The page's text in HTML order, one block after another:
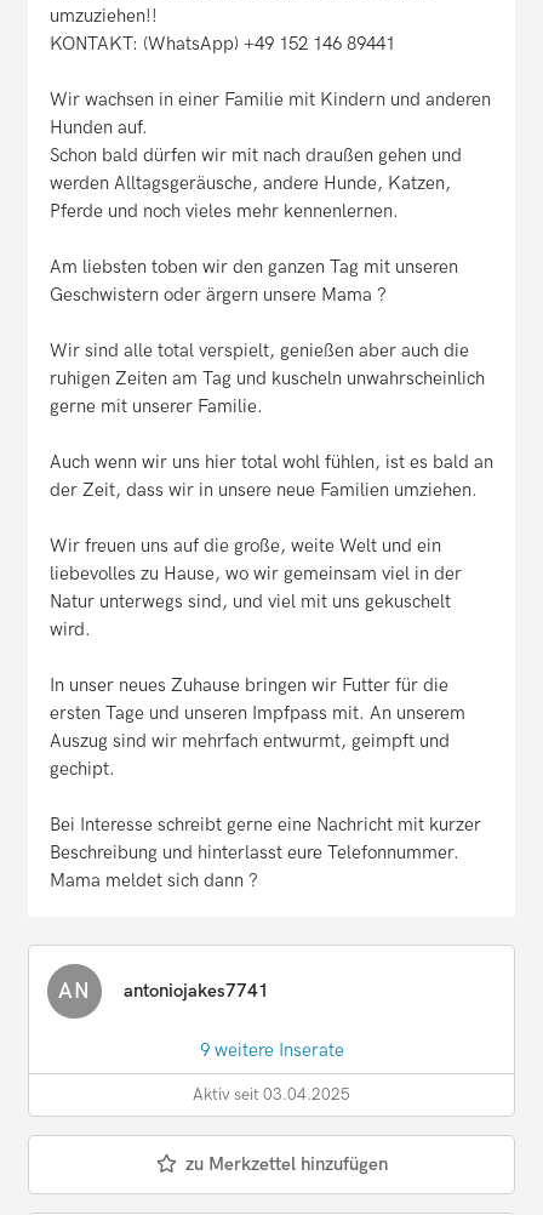
umzuziehen!!
KONTAKT: (WhatsApp) +49 152 146 89441
Wir wachsen in einer Familie mit Kindern und anderen
Hunden auf.
Schon bald dürfen wir mit nach draußen gehen und
werden Alltagsgeräusche, andere Hunde, Katzen,
Pferde und noch vieles mehr kennenlernen.
Am liebsten toben wir den ganzen Tag mit unseren
Geschwistern oder ärgern unsere Mama ?
Wir sind alle total verspielt, genießen aber auch die
ruhigen Zeiten am Tag und kuscheln unwahrscheinlich
gerne mit unserer Familie.
Auch wenn wir uns hier total wohl fühlen, ist es bald an
der Zeit, dass wir in unsere neue Familien umziehen.
Wir freuen uns auf die große, weite Welt und ein
liebevolles zu Hause, wo wir gemeinsam viel in der
Natur unterwegs sind, und viel mit uns gekuschelt
wird.
In unser neues Zuhause bringen wir Futter für die
ersten Tage und unseren Impfpass mit. An unserem
Auszug sind wir mehrfach entwurmt, geimpft und
gechipt.
Bei Interesse schreibt gerne eine Nachricht mit kurzer
Beschreibung und hinterlasst eure Telefonnummer.
Mama meldet sich dann ?
AN antoniojakes7741
9 weitere Inserate
Aktiv seit 03.04.2025
zu Merkzettel hinzufügen